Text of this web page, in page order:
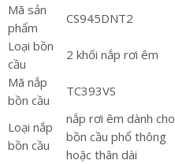
Mã sản
phẩm
CS945DNT2
Loại bồn
cầu
2 khối nắp rơi êm
Mã nắp
bồn cầu
TC393VS
Loại nắp
bồn cầu
nắp rơi êm dành cho
bồn cầu phổ thông
hoặc thân dài